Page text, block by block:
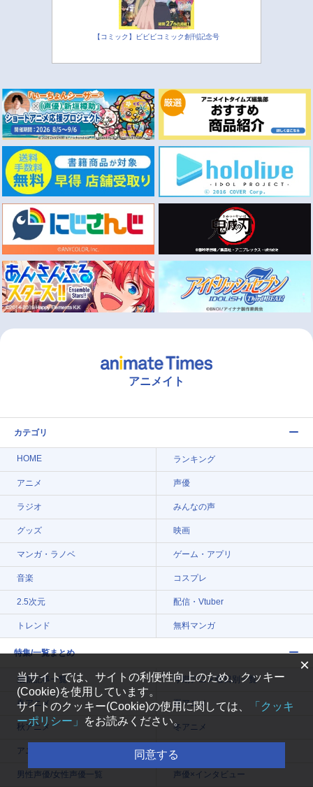
【コミック】ビビビコミック創刊記念号
アニメイト
カテゴリ
HOME ランキング
アニメ 声優
ラジオ みんなの声
グッズ 映画
マンガ・ラノベ ゲーム・アプリ
音楽 コスプレ
2.5次元 配信・Vtuber
トレンド 無料マンガ
特集/一覧まとめ
最新記事一覧 今期アニメ曜日別一覧
春アニメ 夏アニメ
秋アニメ 冬アニメ
アニメ記事一覧 声優記事一覧
男性声優/女性声優一覧 声優×インタビュー
×
当サイトでは、サイトの利便性向上のため、クッキー
(Cookie)を使用しています。
サイトのクッキー(Cookie)の使用に関しては、
「クッキ
ーポリシー」
をお読みください。
同意する